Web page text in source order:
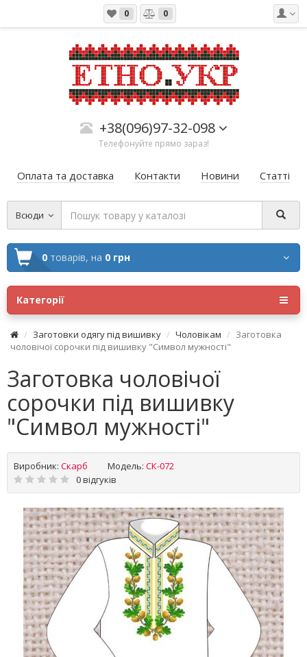
0 0
+38(096)97-32-098
Телефонуйте прямо зараз!
Оплата та доставка Контакти Новини Статті
Всюди
0 товарів, на 0 грн
Категорії
Заготовки одягу під вишивку Чоловікам
Заготовка
чоловічої сорочки під вишивку "Символ мужності"
Заготовка чоловічої
сорочки під вишивку
"Символ мужності"
Виробник: Скарб Модель: СК-072
0 відгуків